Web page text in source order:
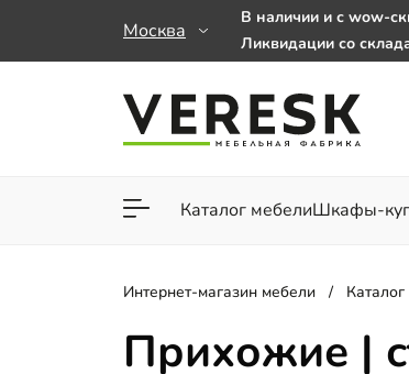
Москва
В наличии и с wow-
Ликвидации со
заказе от 50 000 ₽
Важно! Наш
Каталог мебелиШкафы-
Для
Интернет-магазин мебели
Прихожие |